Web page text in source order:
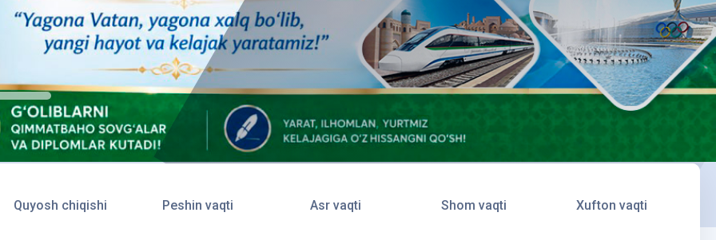
Quyosh chiqishi Peshin vaqti Asr vaqti Shom vaqti Xufton vaqti